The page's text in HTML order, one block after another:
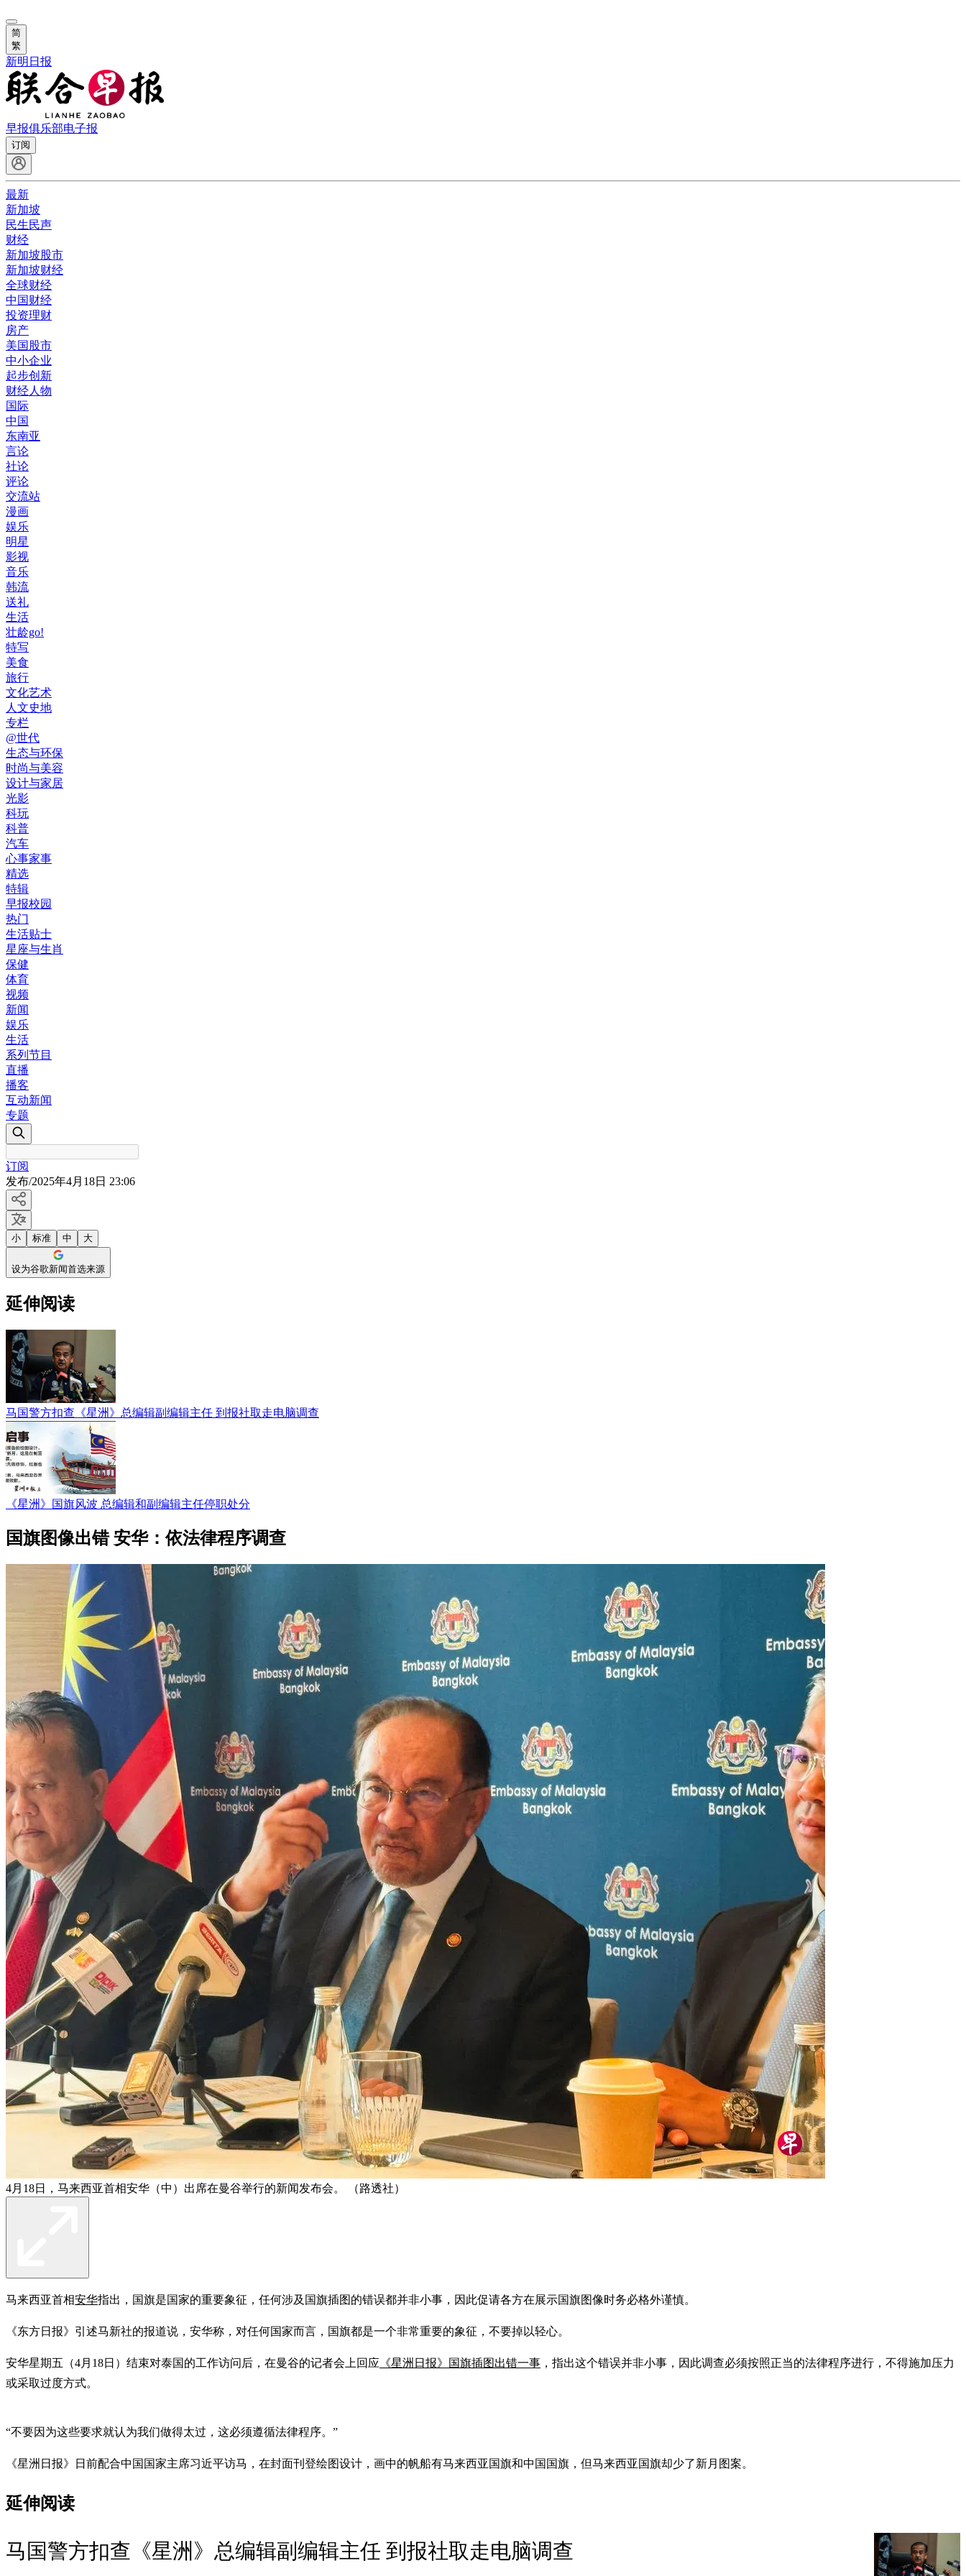
简
繁
新明日报
早报俱乐部电子报
订阅
最新
新加坡
民生民声
财经
新加坡股市
新加坡财经
全球财经
中国财经
投资理财
房产
美国股市
中小企业
起步创新
财经人物
国际
中国
东南亚
言论
社论
评论
交流站
漫画
娱乐
明星
影视
音乐
韩流
送礼
生活
壮龄go!
特写
美食
旅行
文化艺术
人文史地
专栏
@世代
生态与环保
时尚与美容
设计与家居
光影
科玩
科普
汽车
心事家事
精选
特辑
早报校园
热门
生活贴士
星座与生肖
保健
体育
视频
新闻
娱乐
生活
系列节目
直播
播客
互动新闻
专题
订阅
发布/2025年4月18日 23:06
小 标准 中 大
设为谷歌新闻首选来源
延伸阅读
马国警方扣查《星洲》总编辑副编辑主任 到报社取走电脑调查
《星洲》国旗风波 总编辑和副编辑主任停职处分
国旗图像出错 安华：依法律程序调查
4月18日，马来西亚首相安华（中）出席在曼谷举行的新闻发布会。 （路透社）
马来西亚首相安华指出，国旗是国家的重要象征，任何涉及国旗插图的错误都并非小事，因此促请各方在展示国旗图像时务必格外谨慎。
《东方日报》引述马新社的报道说，安华称，对任何国家而言，国旗都是一个非常重要的象征，不要掉以轻心。
安华星期五（4月18日）结束对泰国的工作访问后，在曼谷的记者会上回应 《星洲日报》国旗插图出错一事 ，指出这个错误并非小事，因此调查必须按照正当的法律程序进行，不得施加压力
或采取过度方式。
“不要因为这些要求就认为我们做得太过，这必须遵循法律程序。”
《星洲日报》日前配合中国国家主席习近平访马，在封面刊登绘图设计，画中的帆船有马来西亚国旗和中国国旗，但马来西亚国旗却少了新月图案。
延伸阅读
马国警方扣查《星洲》总编辑副编辑主任 到报社取走电脑调查